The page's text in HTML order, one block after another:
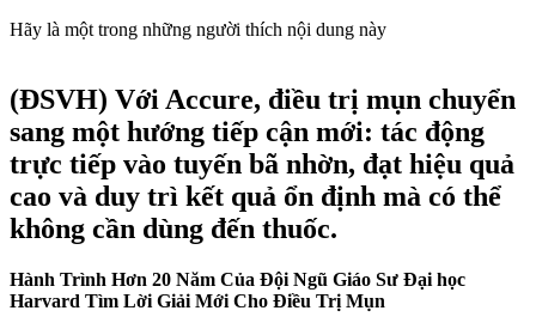
Hãy là một trong những người thích nội dung này
(ĐSVH) Với Accure, điều trị mụn chuyển
sang một hướng tiếp cận mới: tác động
trực tiếp vào tuyến bã nhờn, đạt hiệu quả
cao và duy trì kết quả ổn định mà có thể
không cần dùng đến thuốc.
Hành Trình Hơn 20 Năm Của Đội Ngũ Giáo Sư Đại học
Harvard Tìm Lời Giải Mới Cho Điều Trị Mụn